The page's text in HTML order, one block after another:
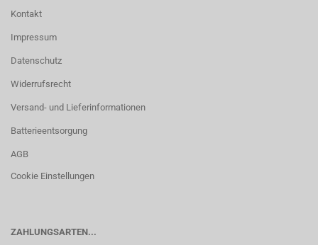
Kontakt
Impressum
Datenschutz
Widerrufsrecht
Versand- und Lieferinformationen
Batterieentsorgung
AGB
Cookie Einstellungen
ZAHLUNGSARTEN...